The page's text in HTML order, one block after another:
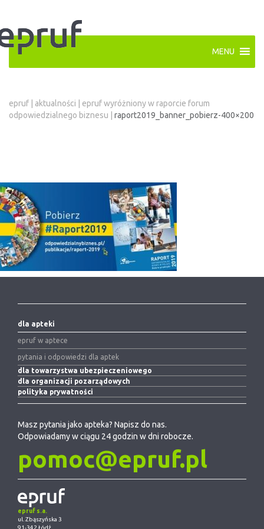
MENU
epruf aktualności
epruf wyróżniony w raporcie forum
odpowiedzialnego biznesu
raport2019_banner_pobierz-400×200
dla apteki
epruf w aptece
pytania i odpowiedzi dla aptek
dla towarzystwa ubezpieczeniowego
dla organizacji pozarządowych
polityka prywatności
Masz pytania jako apteka? Napisz do nas.
Odpowiadamy w ciągu 24 godzin w dni robocze.
pomoc@epruf.pl
epruf s.a.
ul. Zbąszyńska 3
91-342 Łódź